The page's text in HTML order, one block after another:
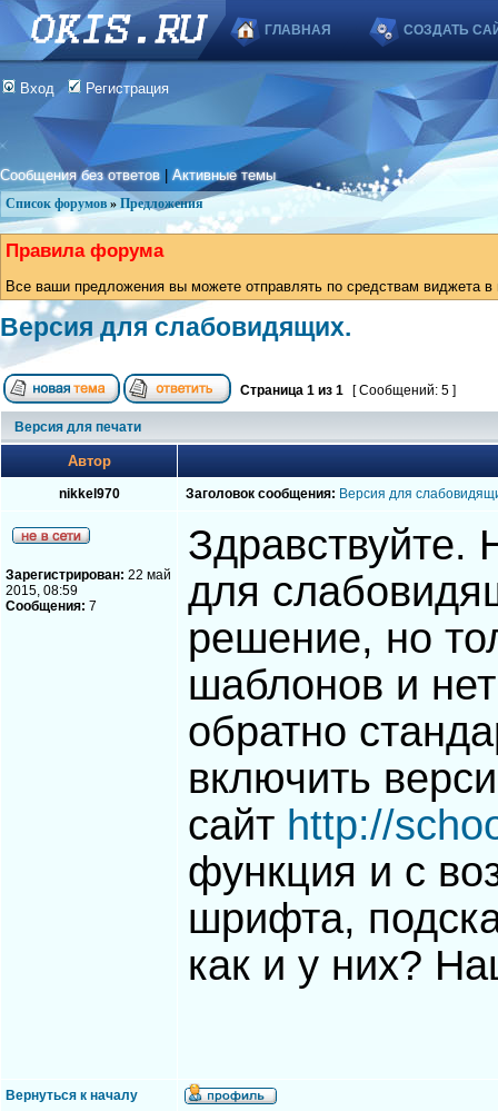
ГЛАВНАЯ СОЗДАТЬ
Вход Регистрация
Сообщения без ответов |Активные темы
Список форумов » Предложения
Правила форума
Все ваши предложения вы можете отправлять по средствам виджета
Версия для слабовидящих.
Страница 1 из 1 [ Сообщений: 5 ]
Версия для печати
Автор
nikkel970 Заголовок сообщения: Версия для
Зарегистрирован: 22 май
2015, 08:59
Сообщения: 7
Здравствуйте.
для
решение, но
шаблонов и
обратно
включить
сайт http://
функция и с
шрифта,
как и у них?
Вернуться к началу